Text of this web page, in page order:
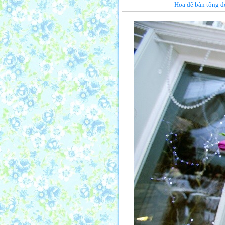
Hoa để bàn tông